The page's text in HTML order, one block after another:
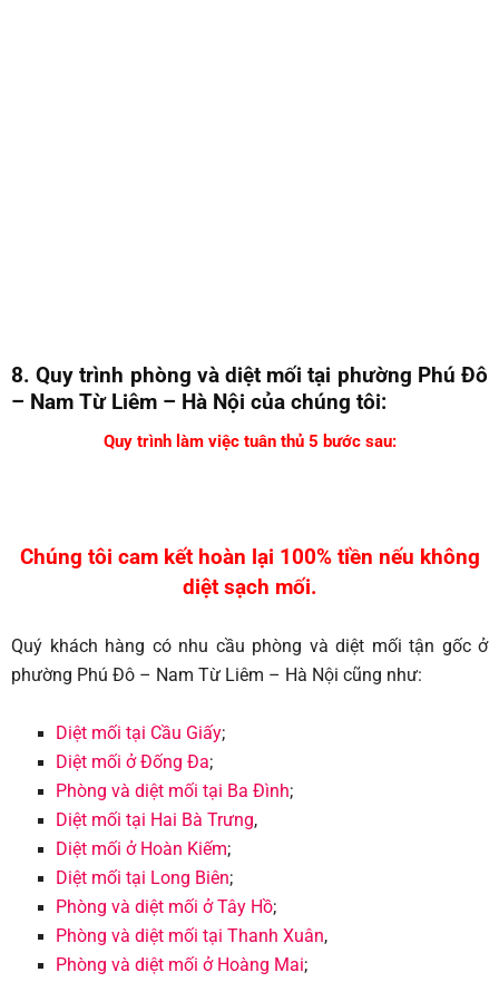
8. Quy trình phòng và diệt mối tại phường Phú Đô
– Nam Từ Liêm – Hà Nội của chúng tôi:
Quy trình làm việc tuân thủ 5 bước sau:
Chúng tôi cam kết hoàn lại 100% tiền nếu không
diệt sạch mối.
Quý khách hàng có nhu cầu phòng và diệt mối tận gốc ở
phường Phú Đô – Nam Từ Liêm – Hà Nội cũng như:
Diệt mối tại Cầu Giấy;
Diệt mối ở Đống Đa;
Phòng và diệt mối tại Ba Đình;
Diệt mối tại Hai Bà Trưng,
Diệt mối ở Hoàn Kiếm;
Diệt mối tại Long Biên;
Phòng và diệt mối ở Tây Hồ;
Phòng và diệt mối tại Thanh Xuân,
Phòng và diệt mối ở Hoàng Mai;